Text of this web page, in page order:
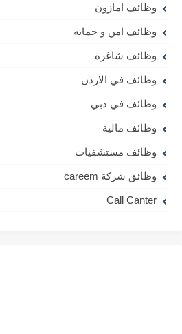
وظائف امازون
وظائف امن و حماية
وظائف شاغرة
وظائف في الاردن
وظائف في دبي
وظائف مالية
وظائف مستشفيات
وظائق شركة careem
Call Canter